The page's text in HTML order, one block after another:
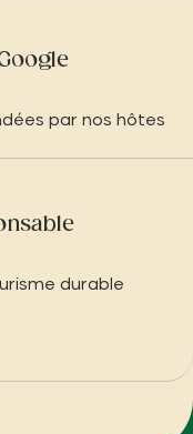
par nos hôtes
durable